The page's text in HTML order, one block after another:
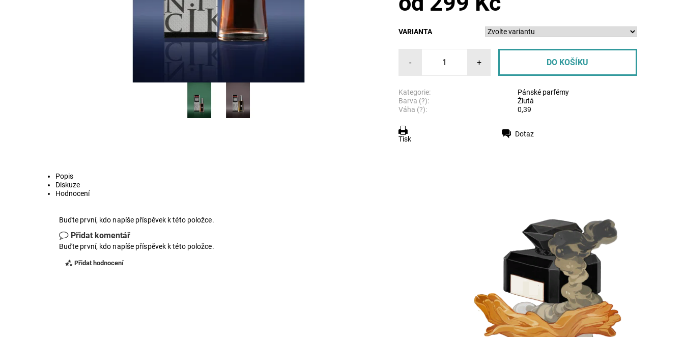
VARIANTA
- +
Kategorie:
Pánské parfémy
Barva (?):
Žlutá
Váha (?):
0,39
Tisk
Dotaz
Popis
Diskuze
Hodnocení
Buďte první, kdo napíše příspěvek k této položce.
Přidat komentář
Buďte první, kdo napíše příspěvek k této položce.
Přidat hodnocení